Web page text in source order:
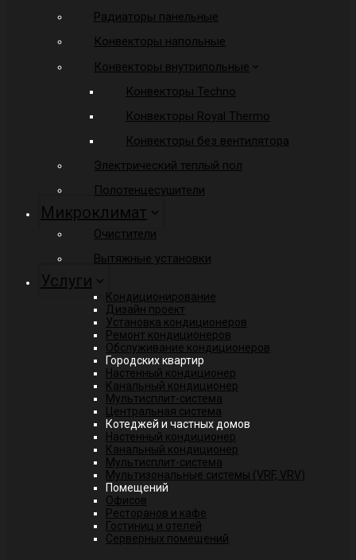
Радиаторы панельные
Конвекторы напольные
Конвекторы внутрипольные
Конвекторы Techno
Конвекторы Royal Thermo
Конвекторы без вентилятора
Электрический теплый пол
Полотенцесушители
Микроклимат
Очистители
Вытяжные установки
Услуги
Кондиционирование
Дизайн проект
Установка кондиционеров
Ремонт кондиционеров
Обслуживание кондиционеров
Городских квартир
Настенный кондиционер
Канальный кондиционер
Мультисплит-система
Центральная система
Котеджей и частных домов
Настенный кондиционер
Канальный кондиционер
Мультисплит-система
Мультизональные системы (VRF, VRV)
Помещений
Офисов
Ресторанов и кафе
Гостиниц и отелей
Серверных помещений